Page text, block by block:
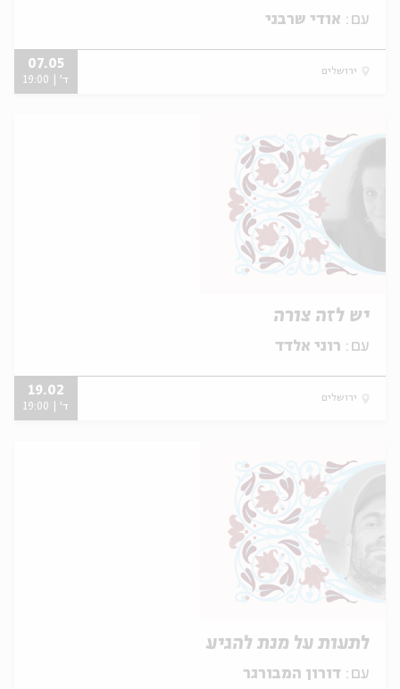
עם: אודי שרבני
ירושלים
07.05
ד' | 19:00
יש לזה צורה
עם: רוני אלדד
ירושלים
19.02
ד' | 19:00
לתעות על מנת להגיע
עם: דורון המבורגר